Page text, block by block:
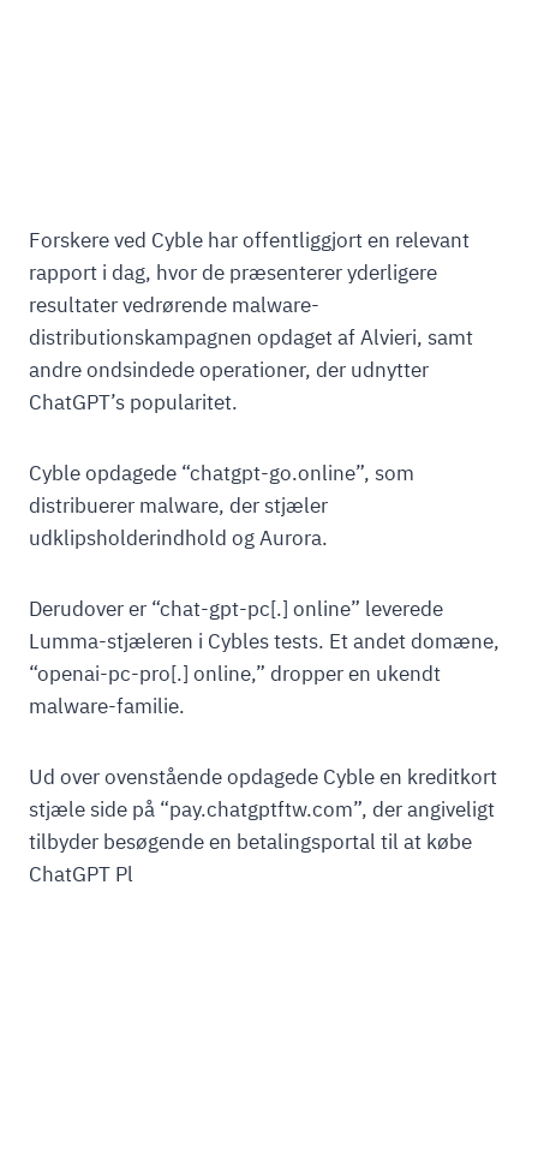
Forskere ved Cyble har offentliggjort en relevant
rapport i dag, hvor de præsenterer yderligere
resultater vedrørende malware-
distributionskampagnen opdaget af Alvieri, samt
andre ondsindede operationer, der udnytter
ChatGPT’s popularitet.
Cyble opdagede “chatgpt-go.online”, som
distribuerer malware, der stjæler
udklipsholderindhold og Aurora.
Derudover er “chat-gpt-pc[.] online” leverede
Lumma-stjæleren i Cybles tests. Et andet domæne,
“openai-pc-pro[.] online,” dropper en ukendt
malware-familie.
Ud over ovenstående opdagede Cyble en kreditkort
stjæle side på “pay.chatgptftw.com”, der angiveligt
tilbyder besøgende en betalingsportal til at købe
ChatGPT Pl